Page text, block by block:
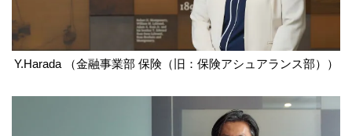
Y.Harada （金融事業部 保険（旧：保険アシュアランス部））